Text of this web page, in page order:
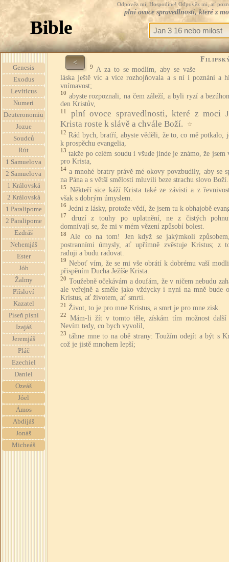
Odpověz mi, Hospodine! Odpověz mi, ať
plní ovoce spravedlnosti, které z
Bible
Genesis
Exodus
Leviticus
Numeri
Deuteronomiu
Jozue
Soudců
Rút
1 Samuelova
2 Samuelova
1 Královská
2 Královská
1 Paralipome
2 Paralipome
Ezdráš
Nehemjáš
Ester
Jób
Žalmy
Přísloví
Kazatel
Píseň písní
Izajáš
Jeremjáš
Pláč
Ezechiel
Daniel
Ozeáš
Jóel
Ámos
Abdijáš
Jonáš
Micheáš
<
9
A za to se modlím, aby se vaše
láska ještě víc a více rozhojňovala a s ní i poznání a
vnímavost;
10 abyste rozpoznali, na čem záleží, a byli ryzí a
den Kristův,
11
plní ovoce spravedlnosti, které z moci
Krista roste k slávě a chvále Boží.
☆
12 Rád bych, bratří, abyste věděli, že to, co mě potkalo,
k prospěchu evangelia,
13 takže po celém soudu i všude jinde je známo, že jsem
pro Krista,
14 a mnohé bratry právě mé okovy povzbudily, aby se
na Pána a s větší smělostí mluvili beze strachu slovo Boží.
15
Někteří sice káží Krista také ze závisti a z
však s dobrým úmyslem.
16 Jedni z lásky, protože vědí, že jsem tu k obhajobě
17
druzí z touhy po uplatnění, ne z čistých
domnívají se, že mi v mém vězení způsobí bolest.
18
Ale co na tom! Jen když se jakýmkoli
postranními úmysly, ať upřímně zvěstuje Kristus; z
raduji a budu radovat.
19 Neboť vím, že se mi vše obrátí k dobrému vaší
přispěním Ducha Ježíše Krista.
20 Toužebně očekávám a doufám, že v ničem nebudu
ale veřejně a směle jako vždycky i nyní na mně bude
Kristus, ať životem, ať smrtí.
21 Život, to je pro mne Kristus, a smrt je pro mne zisk.
22
Mám-li žít v tomto těle, získám tím možnost další
Nevím tedy, co bych vyvolil,
23 táhne mne to na obě strany: Toužím odejít a být s
což je jistě mnohem lepší;